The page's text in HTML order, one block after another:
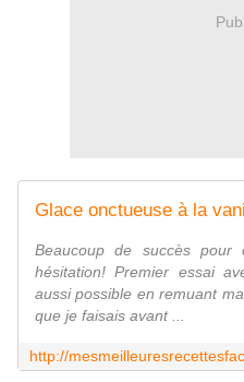
Beaucoup de succès pour
hésitation! Premier essai
aussi possible en remuant
que je faisais avant ...